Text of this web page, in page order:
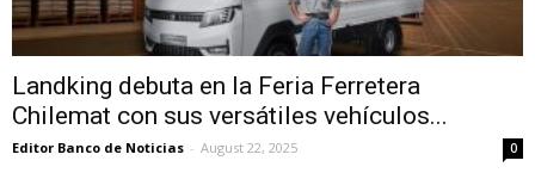
Landking debuta en la Feria Ferretera
Chilemat con sus versátiles vehículos...
Editor Banco de Noticias - August 22, 2025 0